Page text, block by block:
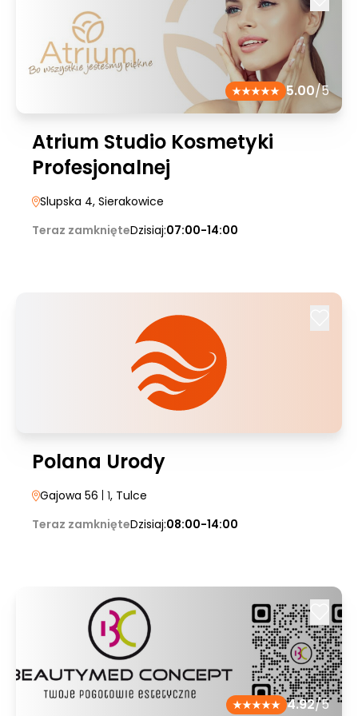
5.00/5
Atrium Studio Kosmetyki
Profesjonalnej
Slupska 4, Sierakowice
Teraz zamknięteDzisiaj:07:00-14:00
Polana Urody
Gajowa 56 | 1, Tulce
Teraz zamknięteDzisiaj:08:00-14:00
4.92/5